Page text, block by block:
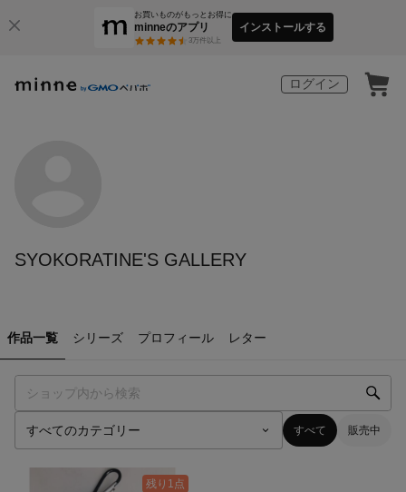
お買いものがもっとお得に
minneのアプリ
3万件以上
インストールする
ログイン
SYOKORATINE'S GALLERY
作品一覧 シリーズ プロフィール レター
すべて 販売中
残り1点